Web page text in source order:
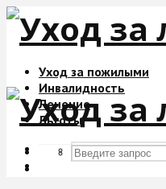
Уход за пожилыми
Инвалидность
Лечение
Льготы